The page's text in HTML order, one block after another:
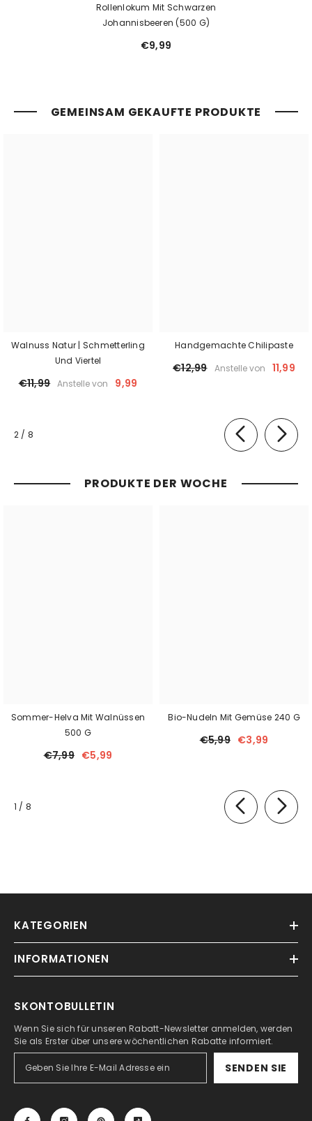
Rollenlokum Mit Schwarzen
Johannisbeeren (500 G)
€9,99
GEMEINSAM GEKAUFTE PRODUKTE
Walnuss Natur | Schmetterling
Und Viertel
€11,99 Anstelle von 9,99
Handgemachte Chilipaste
€12,99 Anstelle von 11,99
2 / von
8
PRODUKTE DER WOCHE
Sommer-Helva Mit Walnüssen
500 G
€7,99 €5,99
Bio-Nudeln Mit Gemüse 240 G
€5,99 €3,99
1 / von
8
KATEGORIEN
INFORMATIONEN
SKONTOBULLETIN
Wenn Sie sich für unseren Rabatt-Newsletter anmelden, werden
Sie als Erster über unsere wöchentlichen Rabatte informiert.
SENDEN SIE